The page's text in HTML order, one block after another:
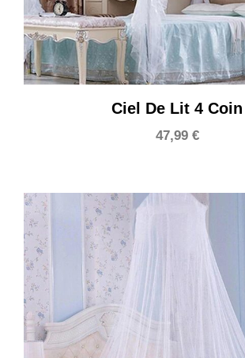
Ciel De Lit 4 Coin
47,99 €